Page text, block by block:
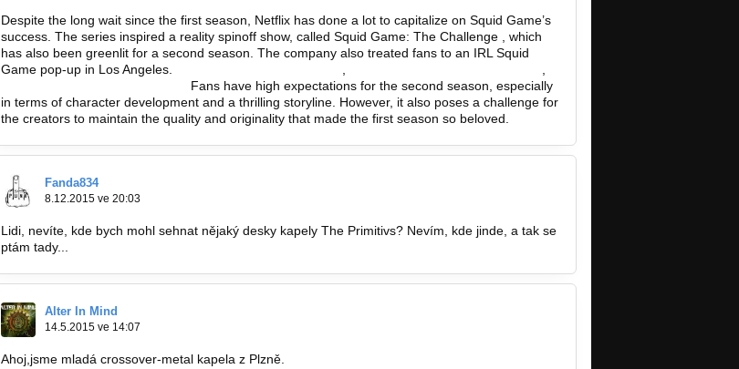
Despite the long wait since the first season, Netflix has done a lot to capitalize on Squid Game’s
success. The series inspired a reality spinoff show, called Squid Game: The Challenge , which
has also been greenlit for a second season. The company also treated fans to an IRL Squid
Game pop-up in Los Angeles.
,
,
Fans have high expectations for the second season, especially
in terms of character development and a thrilling storyline. However, it also poses a challenge for
the creators to maintain the quality and originality that made the first season so beloved.
Fanda834
8.12.2015 ve 20:03
Lidi, nevíte, kde bych mohl sehnat nějaký desky kapely The Primitivs? Nevím, kde jinde, a tak se
ptám tady...
Alter In Mind
14.5.2015 ve 14:07
Ahoj,jsme mladá crossover-metal kapela z Plzně.